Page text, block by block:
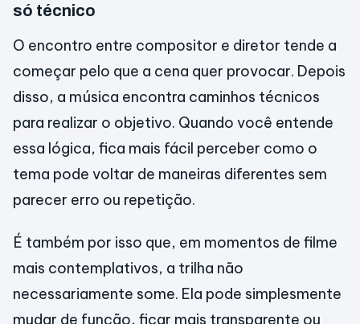
só técnico
O encontro entre compositor e diretor tende a
começar pelo que a cena quer provocar. Depois
disso, a música encontra caminhos técnicos
para realizar o objetivo. Quando você entende
essa lógica, fica mais fácil perceber como o
tema pode voltar de maneiras diferentes sem
parecer erro ou repetição.
É também por isso que, em momentos de filme
mais contemplativos, a trilha não
necessariamente some. Ela pode simplesmente
mudar de função, ficar mais transparente ou